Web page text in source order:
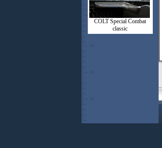
СOLT Special Combat
classic